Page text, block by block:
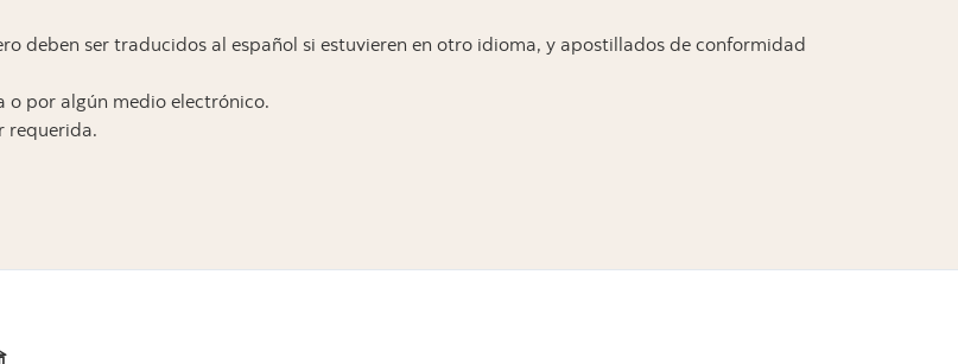
deben ser traducidos al español si estuvieren en otro idioma, y apostillados de conformidad
o por algún medio electrónico.
requerida.